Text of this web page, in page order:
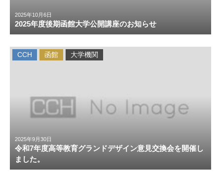
2025年10月6日
2025年度後期函館大学公開講座のお知らせ
2025年9月30日
令和7年度高等教育グランドデザイン意見交換会を開催し
ました。
CCH 函館 大学機関